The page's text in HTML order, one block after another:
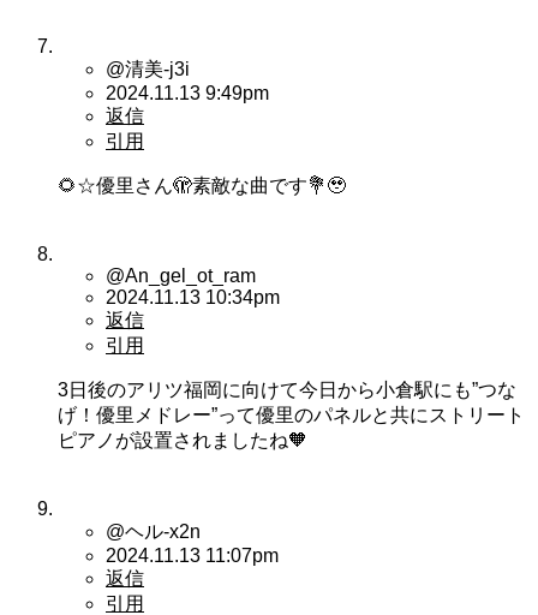
@清美-j3i
2024.11.13 9:49pm
返信
引用
🌻☆優里さん🫣素敵な曲です💐🥹
@An_gel_ot_ram
2024.11.13 10:34pm
返信
引用
3日後のアリツ福岡に向けて今日から小倉駅にも”つな
げ！優里メドレー”って優里のパネルと共にストリート
ピアノが設置されましたね🧡
@ヘル-x2n
2024.11.13 11:07pm
返信
引用